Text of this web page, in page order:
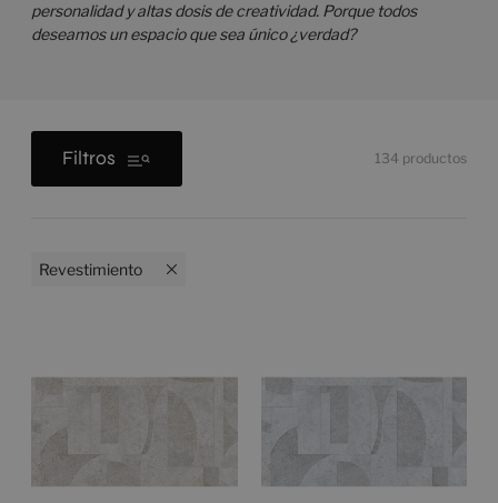
personalidad y altas dosis de creatividad. Porque todos
deseamos un espacio que sea único ¿verdad?
Filtros 134 productos
Revestimiento